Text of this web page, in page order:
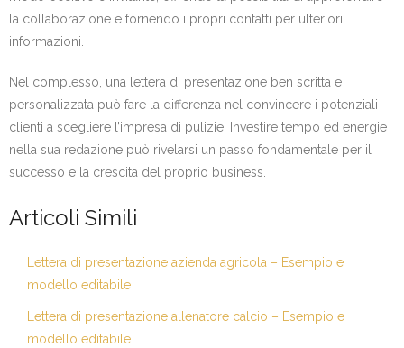
la collaborazione e fornendo i propri contatti per ulteriori
informazioni.
Nel complesso, una lettera di presentazione ben scritta e
personalizzata può fare la differenza nel convincere i potenziali
clienti a scegliere l’impresa di pulizie. Investire tempo ed energie
nella sua redazione può rivelarsi un passo fondamentale per il
successo e la crescita del proprio business.
Articoli Simili
Lettera di presentazione azienda agricola – Esempio e
modello editabile
Lettera di presentazione allenatore calcio – Esempio e
modello editabile